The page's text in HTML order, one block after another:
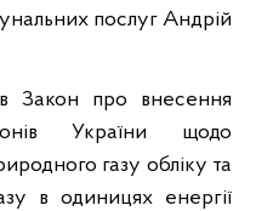
послуг Андрій
Закон про внесення
України щодо
газу обліку та
в одиницях енергії